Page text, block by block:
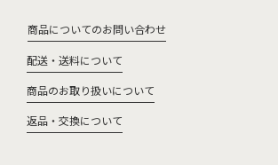
商品についてのお問い合わせ
配送・送料について
商品のお取り扱いについて
返品・交換について